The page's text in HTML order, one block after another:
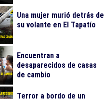
Una mujer murió detrás de
su volante en El Tapatío
Encuentran a
desaparecidos de casas
de cambio
Terror a bordo de un